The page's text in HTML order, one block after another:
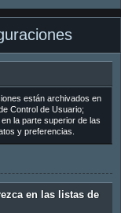
están archivados en
Control de Usuario;
la parte superior de las
y preferencias.
en las listas de